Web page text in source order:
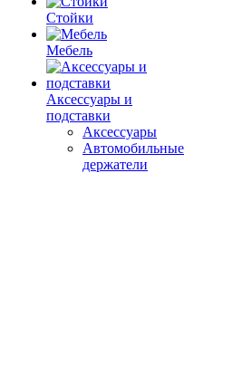
Стойки
Мебель
Аксессуары и
подставки
Аксессуары
Автомобильные
держатели